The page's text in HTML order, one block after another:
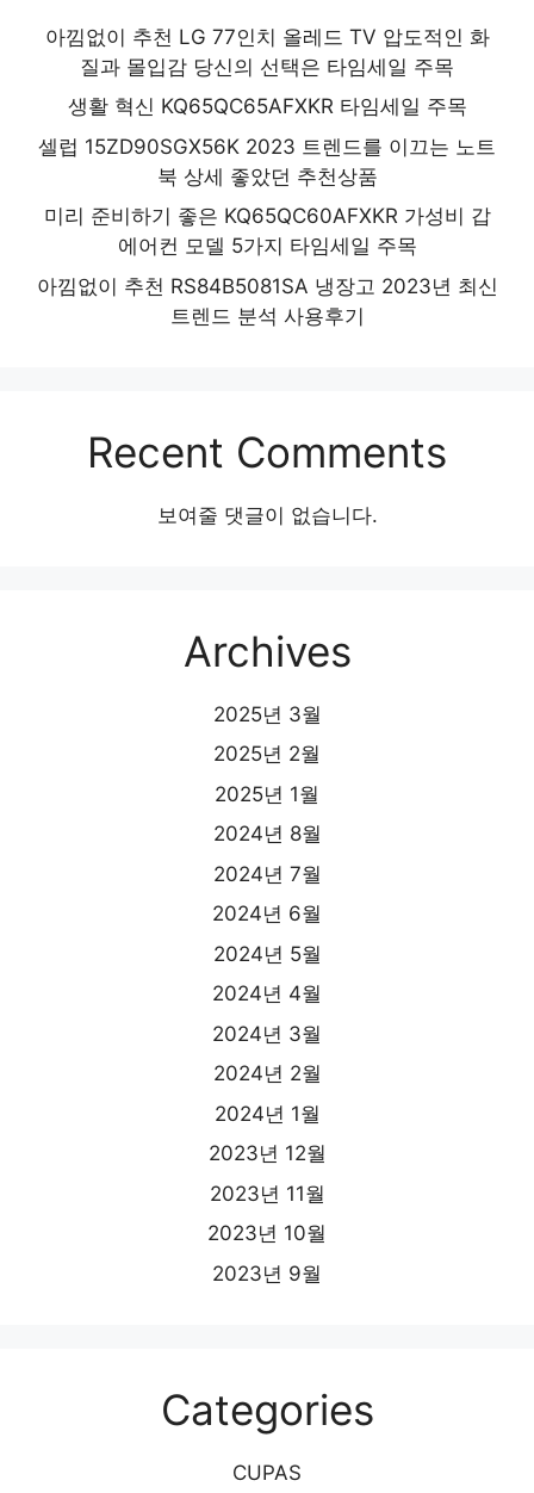
아낌없이 추천 LG 77인치 올레드 TV 압도적인 화
질과 몰입감 당신의 선택은 타임세일 주목
생활 혁신 KQ65QC65AFXKR 타임세일 주목
셀럽 15ZD90SGX56K 2023 트렌드를 이끄는 노트
북 상세 좋았던 추천상품
미리 준비하기 좋은 KQ65QC60AFXKR 가성비 갑
에어컨 모델 5가지 타임세일 주목
아낌없이 추천 RS84B5081SA 냉장고 2023년 최신
트렌드 분석 사용후기
Recent Comments
보여줄 댓글이 없습니다.
Archives
2025년 3월
2025년 2월
2025년 1월
2024년 8월
2024년 7월
2024년 6월
2024년 5월
2024년 4월
2024년 3월
2024년 2월
2024년 1월
2023년 12월
2023년 11월
2023년 10월
2023년 9월
Categories
CUPAS